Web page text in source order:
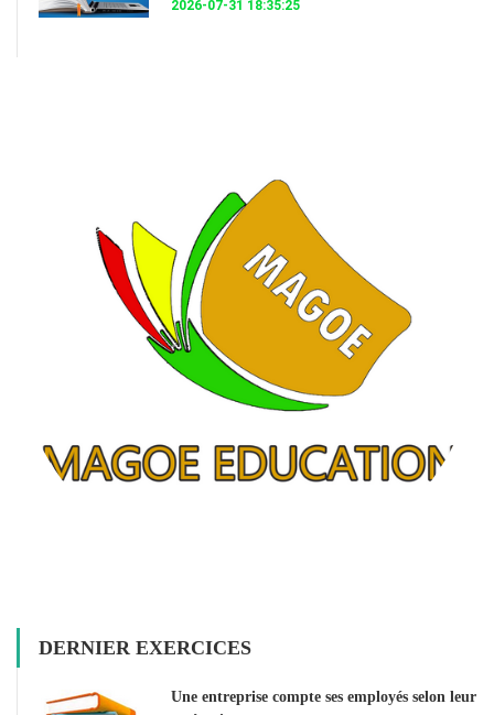
2026-07-31 18:35:25
DERNIER EXERCICES
Une entreprise compte ses employés selon leur